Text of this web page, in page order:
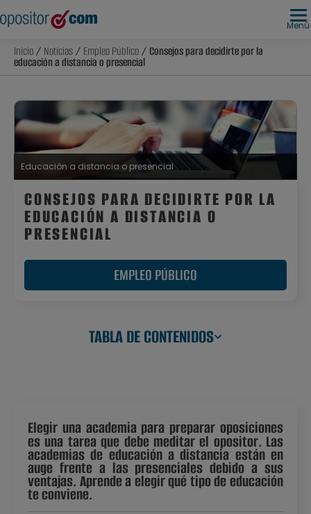
Menú
Inicio/ Noticias/ Empleo Público/ Consejos para decidirte por la
educación a distancia o presencial
Educación a distancia o presencial
CONSEJOS PARA DECIDIRTE POR LA
EDUCACIÓN A DISTANCIA O
PRESENCIAL
EMPLEO PÚBLICO
TABLA DE CONTENIDOS
Elegir una academia para preparar oposiciones
es una tarea que debe meditar el opositor. Las
academias de educación a distancia están en
auge frente a las presenciales debido a sus
ventajas. Aprende a elegir qué tipo de educación
te conviene.